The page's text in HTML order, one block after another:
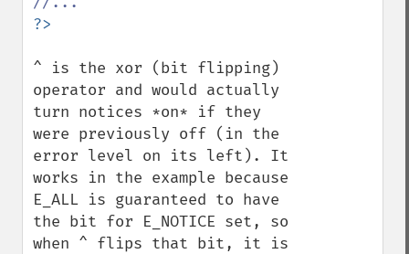
^ is the xor (bit flipping)
operator and would actually
turn notices *on* if they
were previously off (in the
error level on its left). It
works in the example because
E_ALL is guaranteed to have
the bit for E_NOTICE set, so
when ^ flips that bit, it is